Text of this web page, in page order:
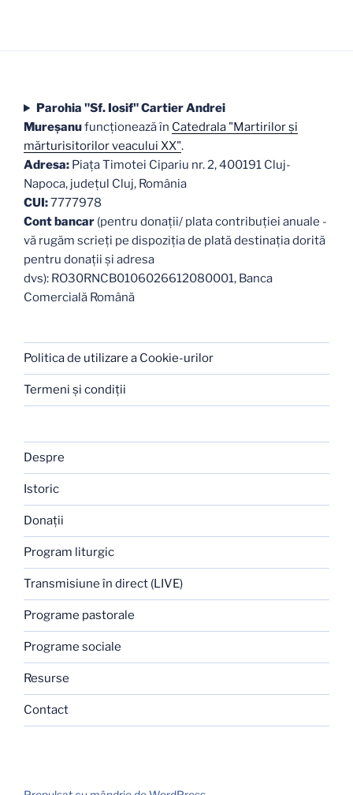
Parohia "Sf. Iosif" Cartier Andrei
Mureşanufuncţionează în Catedrala "Martirilor şi
mărturisitorilor veacului XX".
Adresa: Piaţa Timotei Cipariu nr. 2, 400191 Cluj-
Napoca, judeţul Cluj, România
CUI:7777978
Cont bancar (pentru donații/ plata contribuției anuale -
vă rugăm scrieți pe dispoziția de plată destinația dorită
pentru donații și adresa
dvs): RO30RNCB0106026612080001, Banca
Comercială Română
Politica de utilizare a Cookie-urilor
Termeni şi condiţii
Despre
Istoric
Donaţii
Program liturgic
Transmisiune în direct (LIVE)
Programe pastorale
Programe sociale
Resurse
Contact